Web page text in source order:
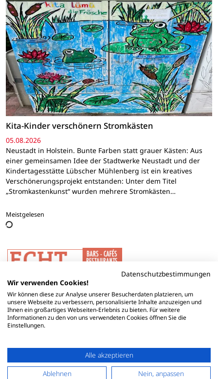
Kita-Kinder verschönern Stromkästen
05.08.2026
Neustadt in Holstein. Bunte Farben statt grauer Kästen: Aus
einer gemeinsamen Idee der Stadtwerke Neustadt und der
Kindertagesstätte Lübscher Mühlenberg ist ein kreatives
Verschönerungsprojekt entstanden: Unter dem Titel
„Stromkastenkunst“ wurden mehrere Stromkästen…
Meistgelesen
Datenschutzbestimmungen
Wir verwenden Cookies!
Wir können diese zur Analyse unserer Besucherdaten platzieren, um
unsere Webseite zu verbessern, personalisierte Inhalte anzuzeigen und
Ihnen ein großartiges Webseiten-Erlebnis zu bieten. Für weitere
Informationen zu den von uns verwendeten Cookies öffnen Sie die
Einstellungen.
Alle akzeptieren
Ablehnen
Nein, anpassen